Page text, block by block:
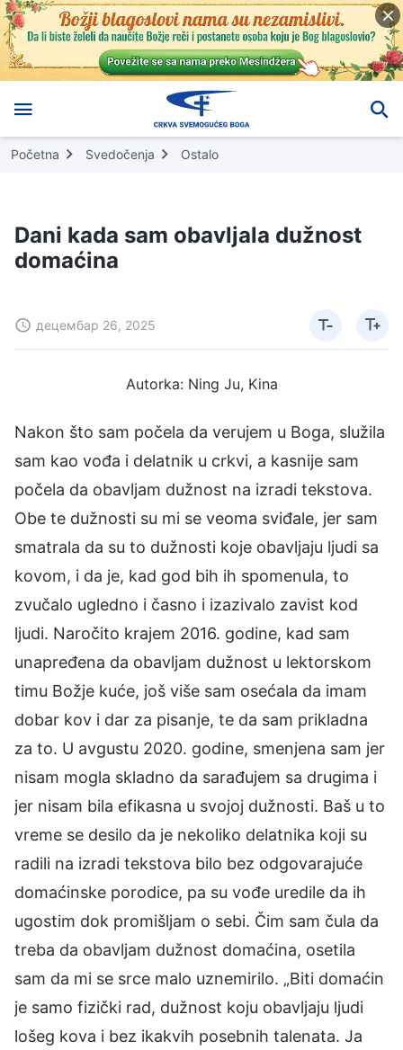
Početna Svedočenja Ostalo
Dani kada sam obavljala dužnost
domaćina
децембар 26, 2025
Autorka: Ning Ju, Kina
Nakon što sam počela da verujem u Boga, služila
sam kao vođa i delatnik u crkvi, a kasnije sam
počela da obavljam dužnost na izradi tekstova.
Obe te dužnosti su mi se veoma sviđale, jer sam
smatrala da su to dužnosti koje obavljaju ljudi sa
kovom, i da je, kad god bih ih spomenula, to
zvučalo ugledno i časno i izazivalo zavist kod
ljudi. Naročito krajem 2016. godine, kad sam
unapređena da obavljam dužnost u lektorskom
timu Božje kuće, još više sam osećala da imam
dobar kov i dar za pisanje, te da sam prikladna
za to. U avgustu 2020. godine, smenjena sam jer
nisam mogla skladno da sarađujem sa drugima i
jer nisam bila efikasna u svojoj dužnosti. Baš u to
vreme se desilo da je nekoliko delatnika koji su
radili na izradi tekstova bilo bez odgovarajuće
domaćinske porodice, pa su vođe uredile da ih
ugostim dok promišljam o sebi. Čim sam čula da
treba da obavljam dužnost domaćina, osetila
sam da mi se srce malo uznemirilo. „Biti domaćin
je samo fizički rad, dužnost koju obavljaju ljudi
lošeg kova i bez ikakvih posebnih talenata. Ja